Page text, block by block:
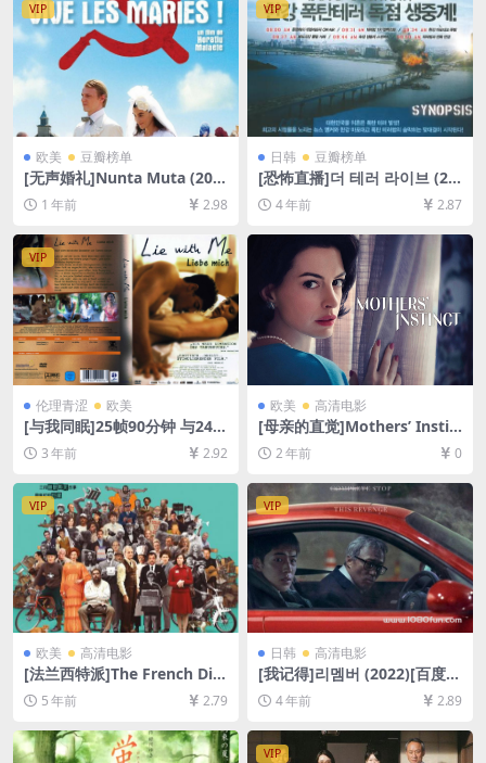
VIP
欧美 豆瓣榜单
[无声婚礼]Nunta Muta (200
8)[百度网盘+夸克网盘1080P
超清未删减资源][网盘在线播
放/下载][MP4/6GB][中文字
幕]
1 年前 2.98
VIP
日韩 豆瓣榜单
[恐怖直播]더 테러 라이브 (20
13)[百度网盘+迅雷云盘资源1
080P超清未删减][MP4/5.5G
B][韩语中字]
4 年前 2.87
VIP
伦理青涩 欧美
[与我同眠]25帧90分钟 与24帧
93分钟版本一致 Lie with Me
(2005)[百度网盘+夸克网盘
删减][MP4/5GB][中英字幕]
3 年前 2.92
欧美 高清电影
[母亲的直觉]Mothers’ Instin
ct (2024)[百度网盘+夸克网盘
1080P超清未删减资源][网盘
[中英字幕]
2 年前 0
VIP
欧美 高清电影
[法兰西特派]The French Dis
patch (2021)[百度网盘+迅雷
云盘资源1080P超清未删减]
[MP4/6.7GB][原声中字]
5 年前 2.79
VIP
日韩 高清电影
[我记得]리멤버 (2022)[百度网
盘+迅雷云盘资源1080P超清
未删减][MP4/8GB][韩语中字]
4 年前 2.89
VIP